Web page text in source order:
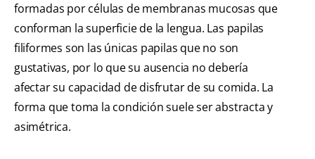
formadas por células de membranas mucosas que
conforman la superficie de la lengua. Las papilas
filiformes son las únicas papilas que no son
gustativas, por lo que su ausencia no debería
afectar su capacidad de disfrutar de su comida. La
forma que toma la condición suele ser abstracta y
asimétrica.